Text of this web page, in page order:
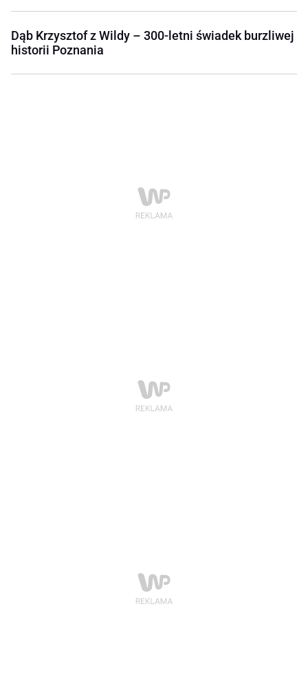
Dąb Krzysztof z Wildy – 300-letni świadek burzliwej
historii Poznania